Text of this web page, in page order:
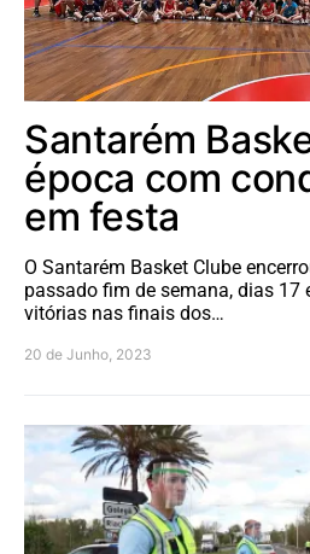
Santarém
época com
em festa
O Santarém Basket Clube
passado fim de semana, dias 17
vitórias nas finais dos…
20 de Junho, 2023